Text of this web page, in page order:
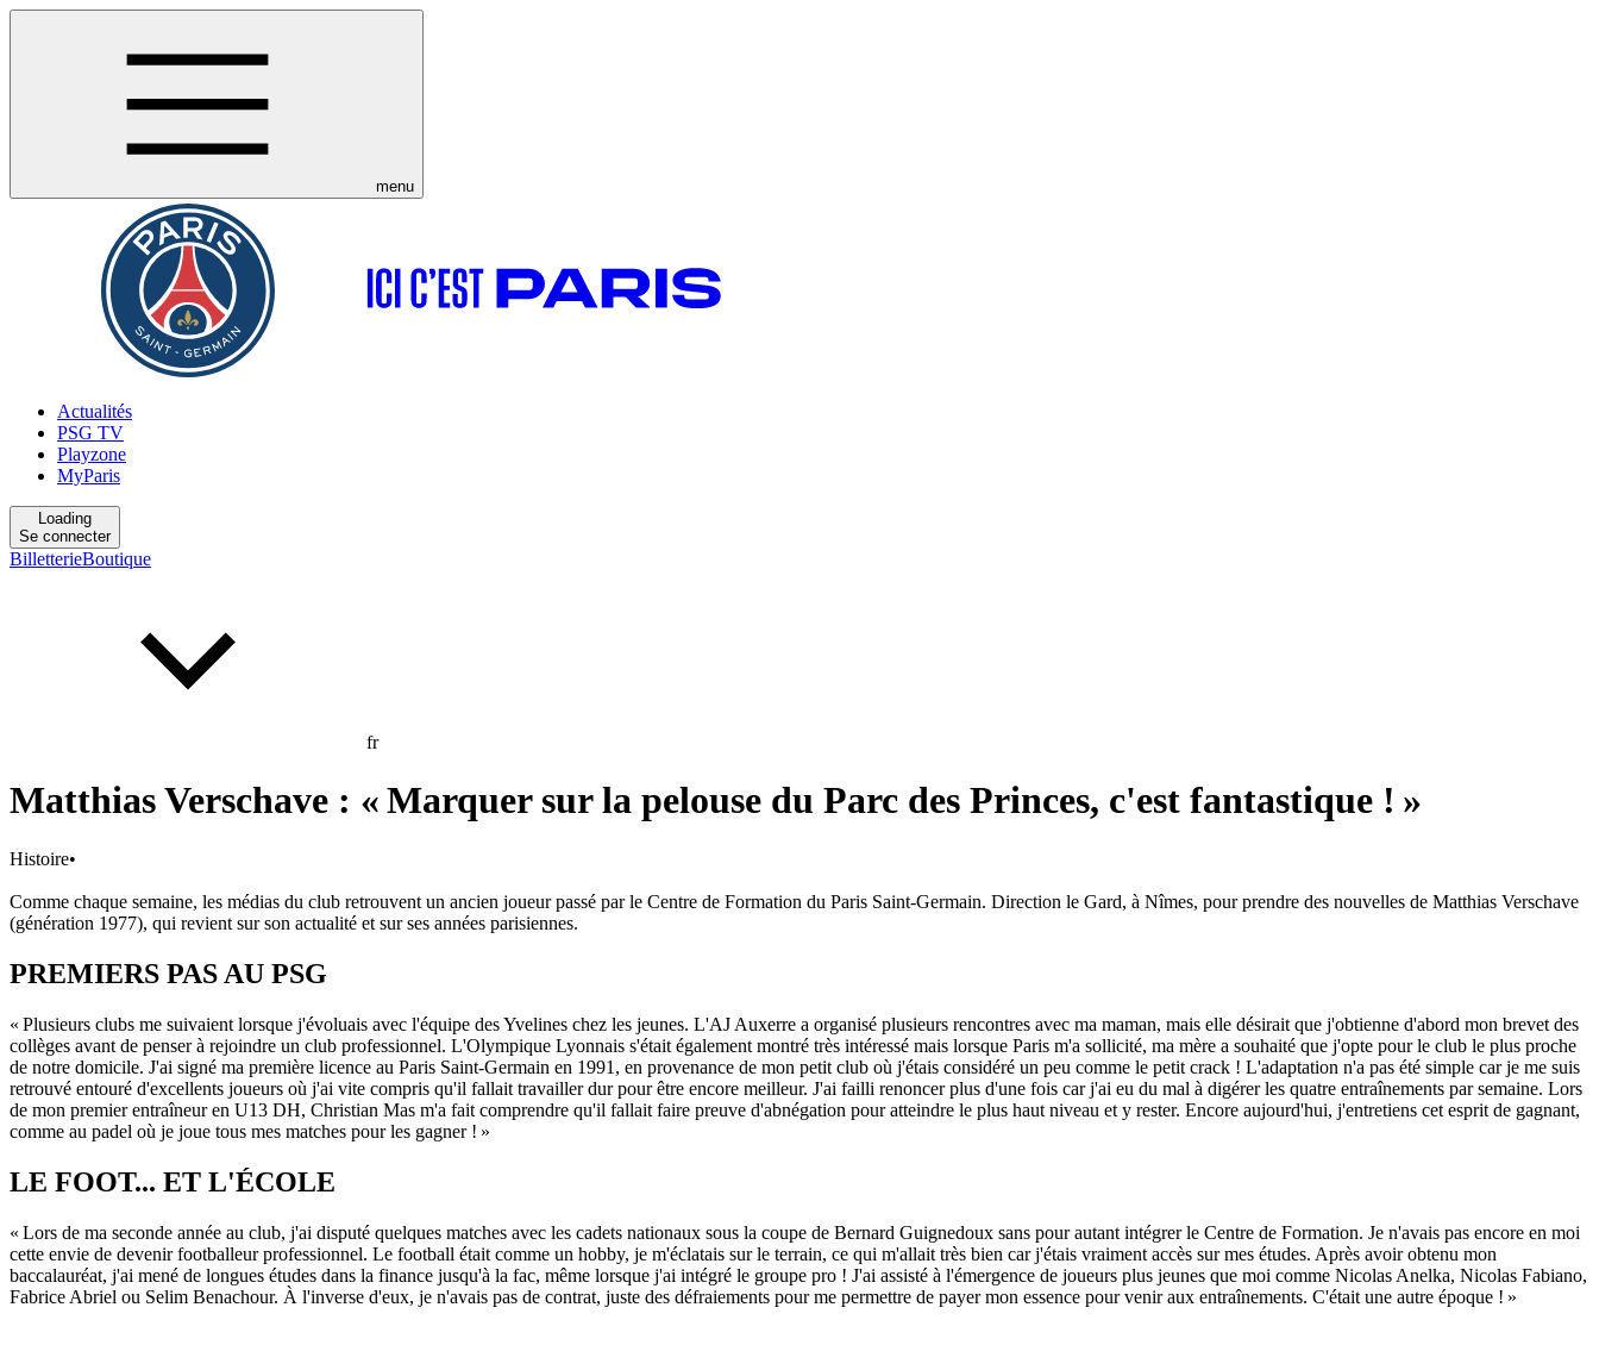
menu
Actualités
PSG TV
Playzone
MyParis
Loading
Se connecter
BilletterieBoutique
fr
Matthias Verschave : « Marquer sur la pelouse du Parc des Princes, c'est fantastique ! »
Histoire•
Comme chaque semaine, les médias du club retrouvent un ancien joueur passé par le Centre de Formation du Paris Saint-Germain. Direction le Gard, à Nîmes, pour prendre des nouvelles de Matthias Verschave
(génération 1977), qui revient sur son actualité et sur ses années parisiennes.
PREMIERS PAS AU PSG
« Plusieurs clubs me suivaient lorsque j'évoluais avec l'équipe des Yvelines chez les jeunes. L'AJ Auxerre a organisé plusieurs rencontres avec ma maman, mais elle désirait que j'obtienne d'abord mon brevet des
collèges avant de penser à rejoindre un club professionnel. L'Olympique Lyonnais s'était également montré très intéressé mais lorsque Paris m'a sollicité, ma mère a souhaité que j'opte pour le club le plus proche
de notre domicile. J'ai signé ma première licence au Paris Saint-Germain en 1991, en provenance de mon petit club où j'étais considéré un peu comme le petit crack ! L'adaptation n'a pas été simple car je me suis
retrouvé entouré d'excellents joueurs où j'ai vite compris qu'il fallait travailler dur pour être encore meilleur. J'ai failli renoncer plus d'une fois car j'ai eu du mal à digérer les quatre entraînements par semaine. Lors
de mon premier entraîneur en U13 DH, Christian Mas m'a fait comprendre qu'il fallait faire preuve d'abnégation pour atteindre le plus haut niveau et y rester. Encore aujourd'hui, j'entretiens cet esprit de gagnant,
comme au padel où je joue tous mes matches pour les gagner ! »
LE FOOT... ET L'ÉCOLE
« Lors de ma seconde année au club, j'ai disputé quelques matches avec les cadets nationaux sous la coupe de Bernard Guignedoux sans pour autant intégrer le Centre de Formation. Je n'avais pas encore en moi
cette envie de devenir footballeur professionnel. Le football était comme un hobby, je m'éclatais sur le terrain, ce qui m'allait très bien car j'étais vraiment accès sur mes études. Après avoir obtenu mon
baccalauréat, j'ai mené de longues études dans la finance jusqu'à la fac, même lorsque j'ai intégré le groupe pro ! J'ai assisté à l'émergence de joueurs plus jeunes que moi comme Nicolas Anelka, Nicolas Fabiano,
Fabrice Abriel ou Selim Benachour. À l'inverse d'eux, je n'avais pas de contrat, juste des défraiements pour me permettre de payer mon essence pour venir aux entraînements. C'était une autre époque ! »